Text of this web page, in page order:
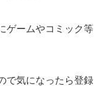
ゲームやコミック等
で気になったら登録